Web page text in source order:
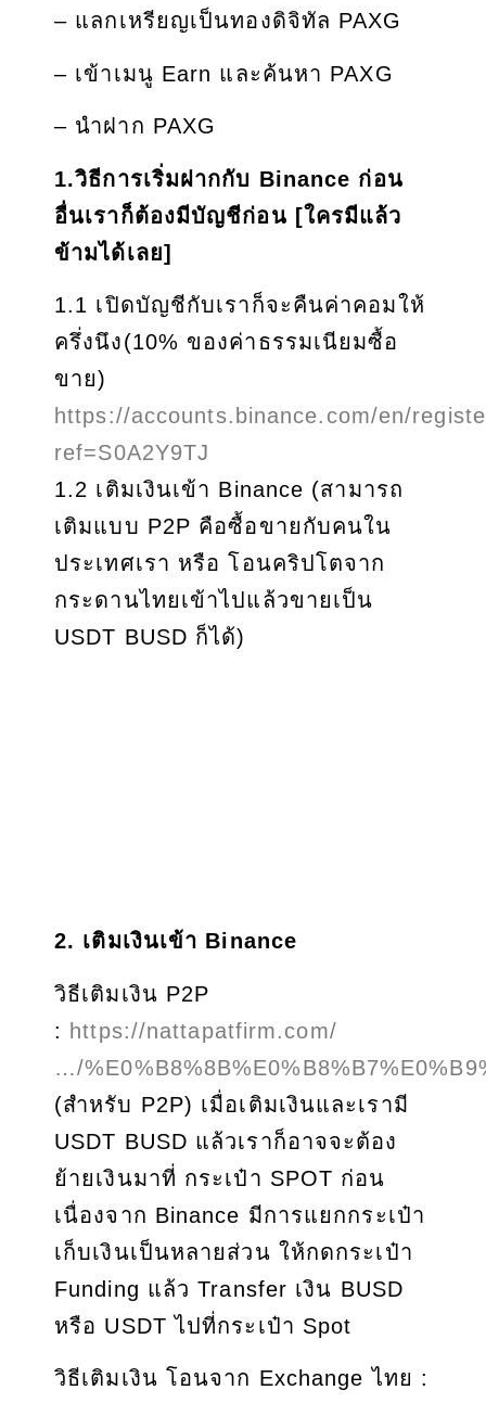
– แลกเหรียญเป็นทองดิจิทัล PAXG
– เข้าเมนู Earn และค้นหา PAXG
– นำฝาก PAXG
1.วิธีการเริ่มฝากกับ Binance ก่อน
อื่นเราก็ต้องมีบัญชีก่อน [ใครมีแล้ว
ข้ามได้เลย]
1.1 เปิดบัญชีกับเราก็จะคืนค่าคอมให้
ครึ่งนึง(10% ของค่าธรรมเนียมซื้อ
ขาย)
https://accounts.binance.com/en/
ref=S0A2Y9TJ
1.2 เติมเงินเข้า Binance (สามารถ
เติมแบบ P2P คือซื้อขายกับคนใน
ประเทศเรา หรือ โอนคริปโตจาก
กระดานไทยเข้าไปแล้วขายเป็น
USDT BUSD ก็ได้)
2. เติมเงินเข้า Binance
วิธีเติมเงิน P2P
: https://nattapatfirm.com/
…/
(สำหรับ P2P) เมื่อเติมเงินและเรามี
USDT BUSD แล้วเราก็อาจจะต้อง
ย้ายเงินมาที่ กระเป๋า SPOT ก่อน
เนื่องจาก Binance มีการแยกกระเป๋า
เก็บเงินเป็นหลายส่วน ให้กดกระเป๋า
Funding แล้ว Transfer เงิน BUSD
หรือ USDT ไปที่กระเป๋า Spot
วิธีเติมเงิน โอนจาก Exchange ไทย :